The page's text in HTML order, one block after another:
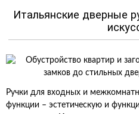
Итальянские дверные
Ручки для входных и
функции – эстетическую и